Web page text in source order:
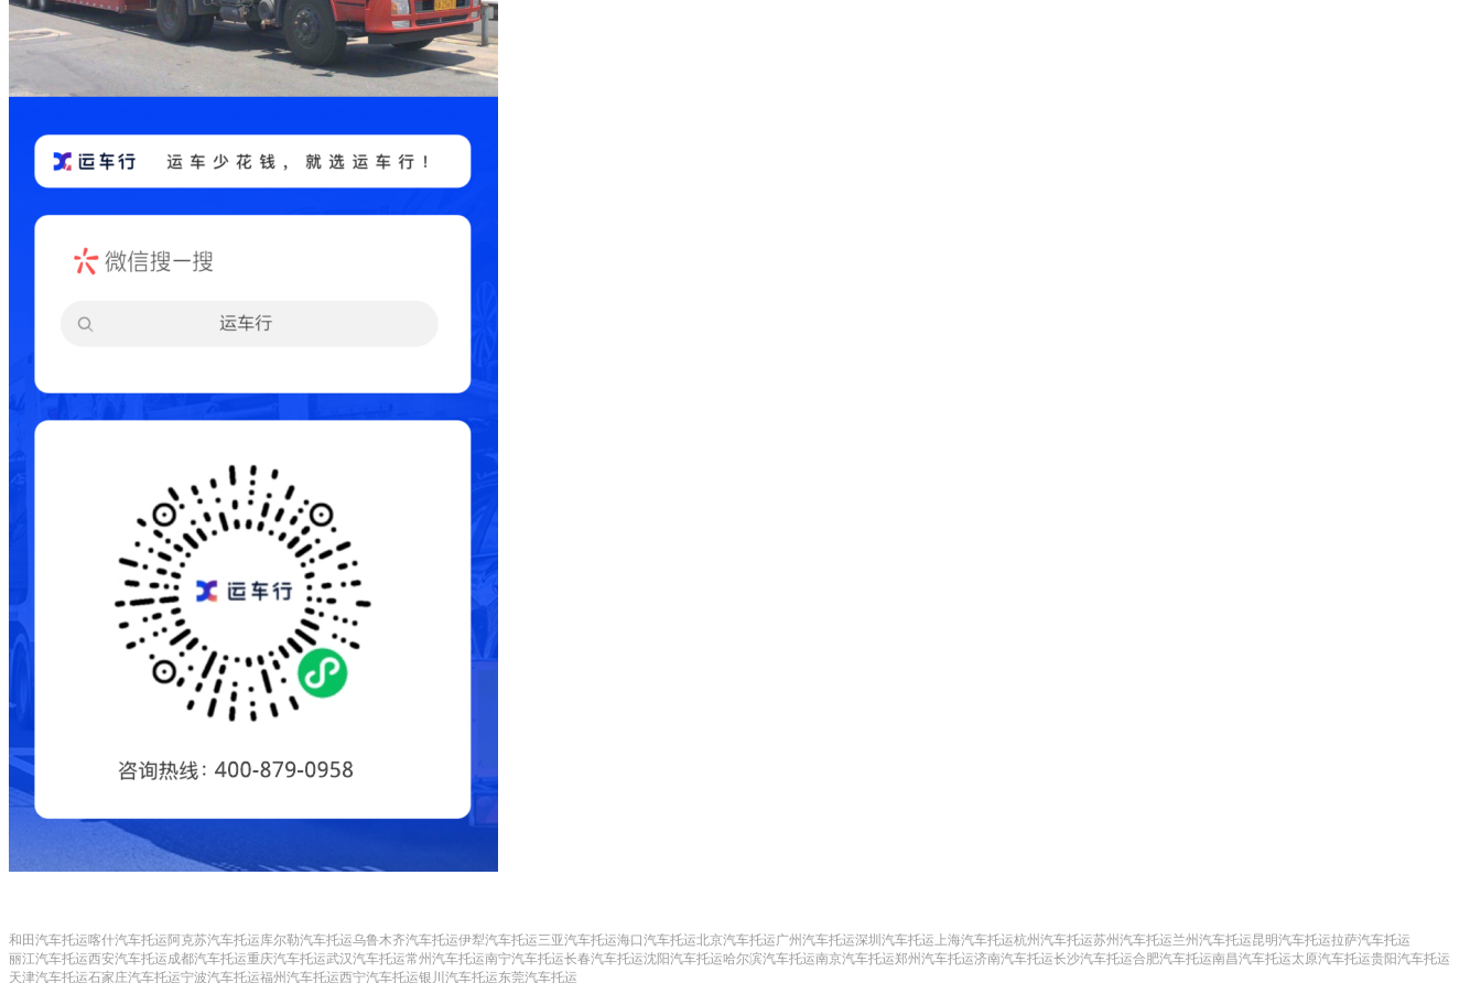
和田汽车托运喀什汽车托运阿克苏汽车托运库尔勒汽车托运乌鲁木齐汽车托运伊犁汽车托运三亚汽车托运海口汽车托运北京汽车托运广州汽车托运深圳汽车托运 上海汽车托运杭州汽车托运苏州汽车托运兰州汽车托运昆明汽车托运拉萨汽车托运
丽江汽车托运西安汽车托运成都汽车托运重庆汽车托运武汉汽车托运常州汽车托运南宁汽车托运长春汽车托运沈阳汽车托运哈尔滨汽车托运南京汽车托运郑州汽车托运济南汽车托运长沙汽车托运合肥汽车托运南昌汽车托运太原汽车托运贵阳汽车托运
天津汽车托运石家庄汽车托运宁波汽车托运福州汽车托运西宁汽车托运银川汽车托运东莞汽车托运